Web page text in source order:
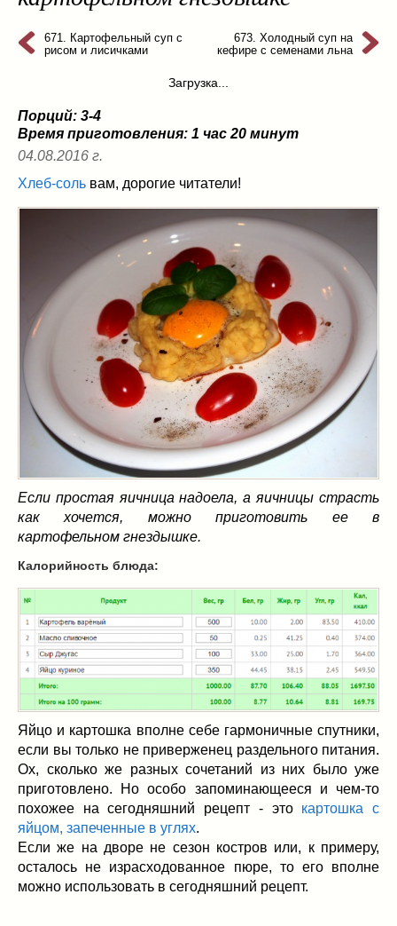
из слоеного теста
на пикник(13)
ни то, ни се
рецепты для пароварки(5)
салаты
сладкие блюда(9)
супы(99)
(4)
суп с фрикадельками
(8)
суп-пюре
(10)
холодные супы(22)
(42)
Вкусные враги фигуры…(44)
десерты (2)
Масленица(17)
пироги(8)
рецепты теста(2)
торты(12)
без выпечки(5)
хворост(1)
Вкусные полезности(41)
вареное(0)
жареное(3)
запекаем(11)
напитки(1)
разное(6)
рыбные блюда
салаты(11)
соусы(1)
Супы (1)
тушеное(3)
Заначка на зиму!
Грибы(5)
Напитки(3)
Овощные заготовки(11)
Сладкие заготовки(10)
671. Картофельный суп с
рисом и лисичками
673. Холодный суп на
кефире с семенами льна
Загрузка...
Порций: 3-4
Время приготовления: 1 час 20 минут
04.08.2016 г.
Хлеб-соль вам, дорогие читатели!
Если простая яичница надоела, а яичницы страсть
как хочется, можно приготовить ее в
картофельном гнездышке.
Калорийность блюда:
Яйцо и картошка вполне себе гармоничные спутники,
если вы только не приверженец раздельного питания.
Ох, сколько же разных сочетаний из них было уже
приготовлено. Но особо запоминающееся и чем-то
похожее на сегодняшний рецепт - это картошка с
яйцом, запеченные в углях.
Если же на дворе не сезон костров или, к примеру,
осталось не израсходованное пюре, то его вполне
можно использовать в сегодняшний рецепт.